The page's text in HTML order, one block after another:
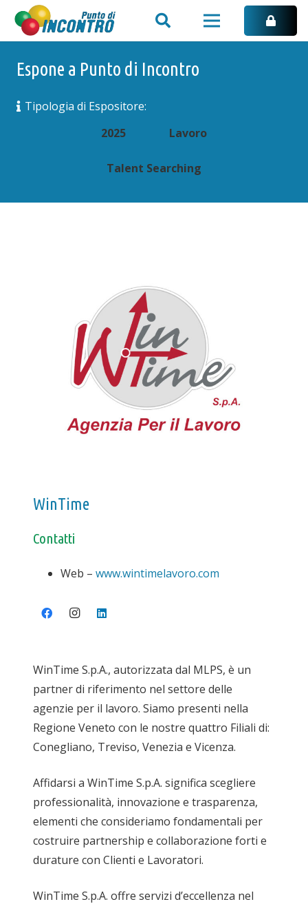
Espone a Punto di Incontro
Tipologia di Espositore:
2025
Lavoro
Talent Searching
WinTime
Contatti
Web – www.wintimelavoro.com
WinTime S.p.A., autorizzata dal MLPS, è un
partner di riferimento nel settore delle
agenzie per il lavoro. Siamo presenti nella
Regione Veneto con le nostre quattro Filiali di:
Conegliano, Treviso, Venezia e Vicenza.
Affidarsi a WinTime S.p.A. significa scegliere
professionalità, innovazione e trasparenza,
elementi che consideriamo fondamentali per
costruire partnership e collaborazione forti e
durature con Clienti e Lavoratori.
WinTime S.p.A. offre servizi d’eccellenza nel